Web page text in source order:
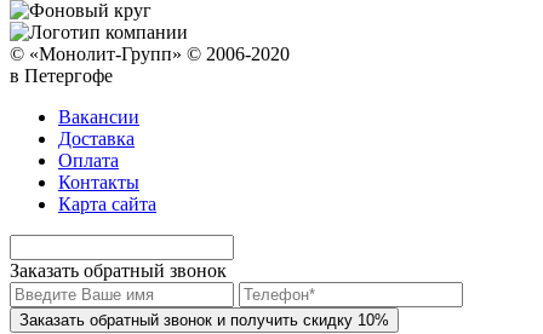
© «Монолит-Групп» © 2006-2020
в Петергофе
Вакансии
Доставка
Оплата
Контакты
Карта сайта
Заказать обратный звонок
Заказать обратный звонок и получить скидку 10%